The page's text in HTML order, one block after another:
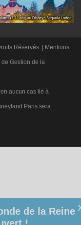
Réservés. | Mentions
de Gestion de la
aucun cas lié à
Paris sera
de la Reine